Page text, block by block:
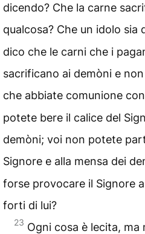
dicendo? Che la carne
qualcosa? Che un idolo sia
dico che le carni che i
sacrificano ai demòni e
che abbiate comunione
potete bere il calice del
demòni; voi non potete
Signore e alla mensa dei
forse provocare il Signore
forti di lui?
23 Ogni cosa è lecita, ma